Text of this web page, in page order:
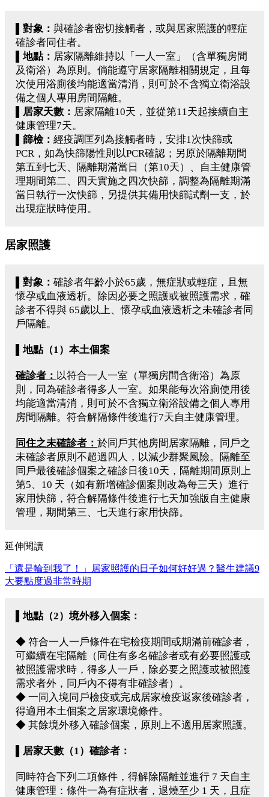
▌對象： 與確診者密切接觸者，或與居家照護的輕症
確診者同住者。
▌地點： 居家隔離維持以「一人一室」（含單獨房間
及衛浴）為原則。倘能遵守居家隔離相關規定，且每
次使用浴廁後均能適當清消，則可於不含獨立衛浴設
備之個人專用房間隔離。
▌居家天數： 居家隔離10天，並從第11天起接續自主
健康管理7天。
▌篩檢： 經疫調匡列為接觸者時，安排1次快篩或
PCR，如為快篩陽性則以PCR確認；另原於隔離期間
第五到七天、隔離期滿當日（第10天）、自主健康管
理期間第二、四天實施之四次快篩，調整為隔離期滿
當日執行一次快篩，另提供其備用快篩試劑一支，於
出現症狀時使用。
居家照護
▌對象： 確診者年齡小於65歲，無症狀或輕症，且無
懷孕或血液透析。除因必要之照護或被照護需求，確
診者不得與 65歲以上、懷孕或血液透析之未確診者同
戶隔離。
地點（1）本土個案
確診者： 以符合一人一室（單獨房間含衛浴）為原
則，同為確診者得多人一室。如果能每次浴廁使用後
均能適當清消，則可於不含獨立衛浴設備之個人專用
房間隔離。符合解隔條件後進行7天自主健康管理。
同住之未確診者： 於同戶其他房間居家隔離，同戶之
未確診者原則不超過四人，以減少群聚風險。隔離至
同戶最後確診個案之確診日後10天，隔離期間原則上
第5、10 天（如有新增確診個案則改為每三天）進行
家用快篩，符合解隔條件後進行七天加強版自主健康
管理，期間第三、七天進行家用快篩。
延伸閱讀
「還是輪到我了！」居家照護的日子如何好好過？醫生建議9
大要點度過非常時期
▌地點（2）境外移入個案：
◆ 符合一人一戶條件在宅檢疫期間或期滿前確診者，
可繼續在宅隔離（同住有多名確診者或有必要照護或
被照護需求時，得多人一戶，除必要之照護或被照護
需求者外，同戶內不得有非確診者）。
◆ 一同入境同戶檢疫或完成居家檢疫返家後確診者，
得適用本土個案之居家環境條件。
◆ 其餘境外移入確診個案，原則上不適用居家照護。
▌居家天數 （1） 確診者：
同時符合下列二項條件，得解除隔離並進行 7 天自主
健康管理：條件一為有症狀者，退燒至少 1 天，且症